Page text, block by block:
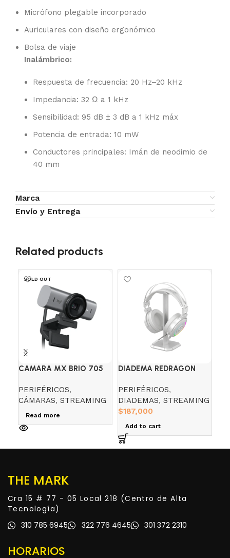
Micrófono plegable incorporado
Auriculares con diseño ergonómico
Bolsa de viaje
Inalámbrico:
Respuesta de frecuencia: 20 Hz–20 kHz
Impedancia: 32 Ω a 1 kHz
Sensibilidad: 95 dB ± 3 dB a 1 kHz máx
Potencia de entrada: 10 mW
Conductores principales: Imán de neodimio de
40 mm
Marca
Envío y Entrega
Related products
SOLD OUT
CAMARA MX BRIO 705
PERIFÉRICOS,
CÁMARAS, STREAMING
Read more
DIADEMA REDRAGON
PERIFÉRICOS,
DIADEMAS, STREAMING
$187,000
Add to cart
THE MARK
Cra 15 # 77 - 05 Local 218 (Centro de Alta
Tecnología)
310 785 6945
322 776 4645 301 372 2310
HORARIOS